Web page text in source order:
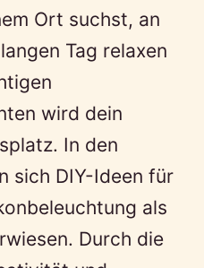
Ort suchst, an
Tag relaxen
wird dein
In den
sich DIY-Ideen für
als
Durch die